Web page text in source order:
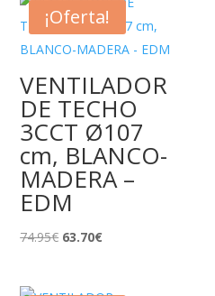
¡Oferta!
VENTILADOR
DE TECHO
3CCT Ø107
cm, BLANCO-
MADERA –
EDM
74.95€ El
63.70€El